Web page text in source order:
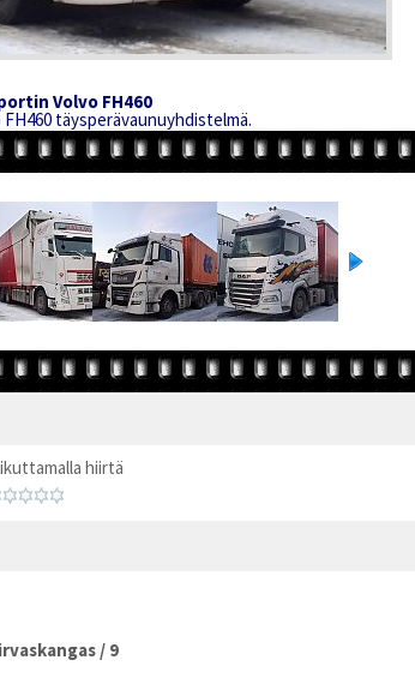
Volvo FH460
täysperävaunuyhdistelmä.
hiirtä
/ 9